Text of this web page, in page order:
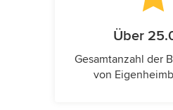
Über
Gesamtanzahl der
von